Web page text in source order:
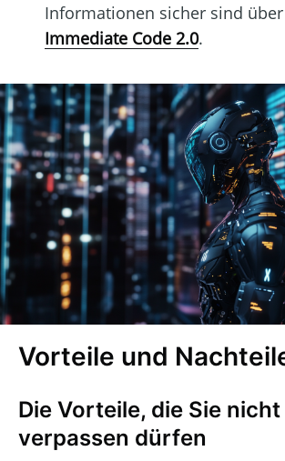
Informationen sicher sind über
Immediate Code 2.0.
Vorteile und
Die Vorteile, die Sie nicht
verpassen dürfen